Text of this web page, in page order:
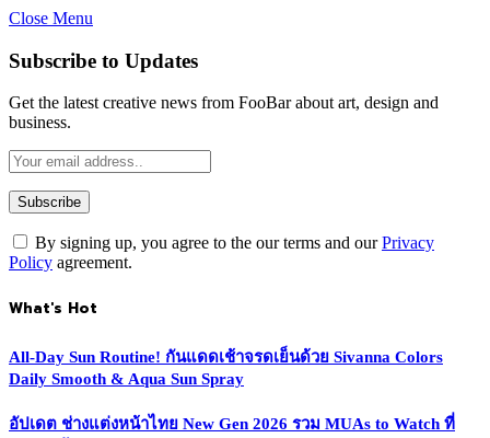
Close Menu
Subscribe to Updates
Get the latest creative news from FooBar about art, design and
business.
By signing up, you agree to the our terms and ourPrivacy
Policy agreement.
What's Hot
All-Day Sun Routine! กันแดดเช้าจรดเย็นด้วย Sivanna Colors
Daily Smooth & Aqua Sun Spray
อัปเดต ช่างแต่งหน้าไทย New Gen 2026 รวม MUAs to Watch ที่